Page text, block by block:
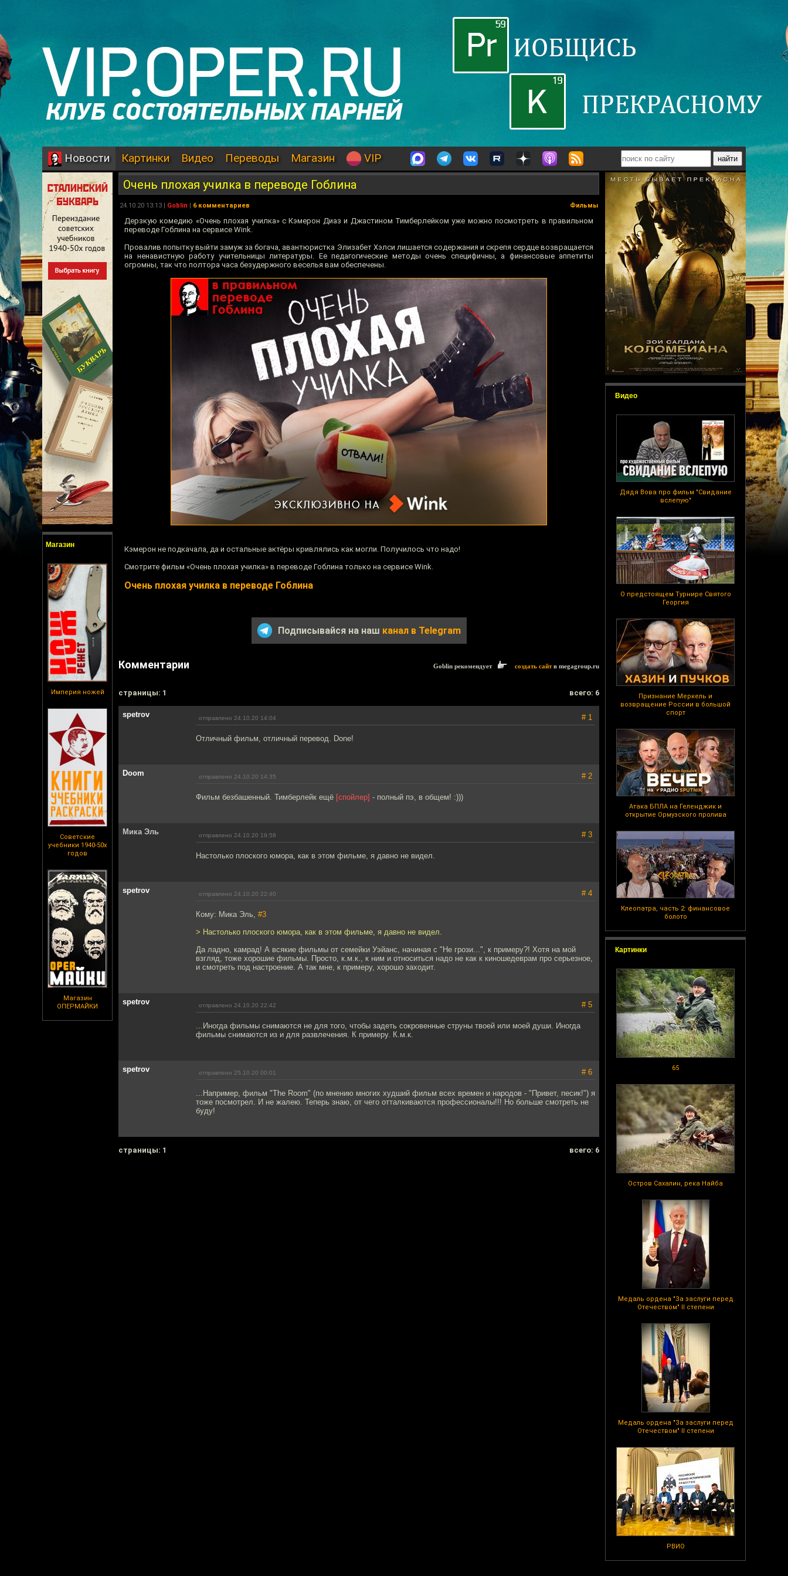
Новости Картинки Видео Переводы Магазин VIP
Магазин
Империя ножей
Советские
учебники 1940-50х
годов
Магазин
ОПЕРМАЙКИ
Видео
Дядя Вова про фильм "Свидание
вслепую"
О предстоящем Турнире Святого
Георгия
Признание Меркель и
возвращение России в большой
спорт
Атака БПЛА на Геленджик и
открытие Ормузского пролива
Клеопатра, часть 2: финансовое
болото
Картинки
65
Остров Сахалин, река Найба
Медаль ордена "За заслуги перед
Отечеством" II степени
Медаль ордена "За заслуги перед
Отечеством" II степени
РВИО
Очень плохая училка в переводе Гоблина
24.10.20 13:13 | Goblin | 6 комментариев Фильмы
Дерзкую комедию «Очень плохая училка» с Кэмерон Диаз и Джастином Тимберлейком уже можно посмотреть в правильном
переводе Гоблина на сервисе Wink.
Провалив попытку выйти замуж за богача, авантюристка Элизабет Хэлси лишается содержания и скрепя сердце возвращается
на ненавистную работу учительницы литературы. Ее педагогические методы очень специфичны, а финансовые аппетиты
огромны, так что полтора часа безудержного веселья вам обеспечены.
Кэмерон не подкачала, да и остальные актёры кривлялись как могли. Получилось что надо!
Смотрите фильм «Очень плохая училка» в переводе Гоблина только на сервисе Wink.
Очень плохая училка в переводе Гоблина
Подписывайся на наш канал в Telegram
Комментарии Goblin рекомендует создать сайтв megagroup.ru
cтраницы: 1 всего: 6
spetrov отправлено 24.10.20 14:04 # 1
Отличный фильм, отличный перевод. Done!
Doom отправлено 24.10.20 14:35 # 2
Фильм безбашенный. Тимберлейк ещё [спойлер] - полный пэ, в общем! :)))
Мика Эль отправлено 24.10.20 19:58 # 3
Настолько плоского юмора, как в этом фильме, я давно не видел.
spetrov отправлено 24.10.20 22:40 # 4
Кому: Мика Эль, #3
> Настолько плоского юмора, как в этом фильме, я давно не видел.
Да ладно, камрад! А всякие фильмы от семейки Уэйанс, начиная с "Не грози...", к примеру?! Хотя на мой
взгляд, тоже хорошие фильмы. Просто, к.м.к., к ним и относиться надо не как к киношедеврам про серьезное,
и смотреть под настроение. А так мне, к примеру, хорошо заходит.
spetrov отправлено 24.10.20 22:42 # 5
...Иногда фильмы снимаются не для того, чтобы задеть сокровенные струны твоей или моей души. Иногда
фильмы снимаются из и для развлечения. К примеру. К.м.к.
spetrov отправлено 25.10.20 00:01 # 6
...Например, фильм "The Room" (по мнению многих худший фильм всех времен и народов - "Привет, песик!") я
тоже посмотрел. И не жалею. Теперь знаю, от чего отталкиваются профессионалы!!! Но больше смотреть не
буду!
cтраницы: 1 всего: 6